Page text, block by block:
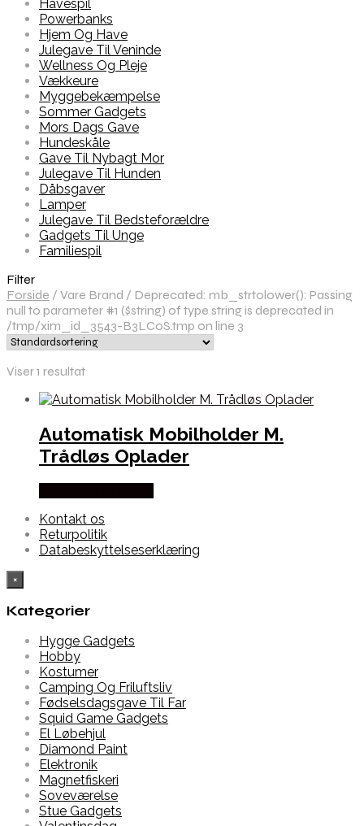
Havespil
Powerbanks
Hjem Og Have
Julegave Til Veninde
Wellness Og Pleje
Vækkeure
Myggebekæmpelse
Sommer Gadgets
Mors Dags Gave
Hundeskåle
Gave Til Nybagt Mor
Julegave Til Hunden
Dåbsgaver
Lamper
Julegave Til Bedsteforældre
Gadgets Til Unge
Familiespil
Filter
Forside / Vare Brand / Deprecated: mb_strtolower(): Passing
null to parameter #1 ($string) of type string is deprecated in
/tmp/xim_id_3543-B3LCoS.tmp on line 3
Viser 1 resultat
Automatisk Mobilholder M.
Trådløs Oplader
Kontakt os
Returpolitik
Databeskyttelseserklæring
×
Kategorier
Hygge Gadgets
Hobby
Kostumer
Camping Og Friluftsliv
Fødselsdagsgave Til Far
Squid Game Gadgets
El Løbehjul
Diamond Paint
Elektronik
Magnetfiskeri
Soveværelse
Stue Gadgets